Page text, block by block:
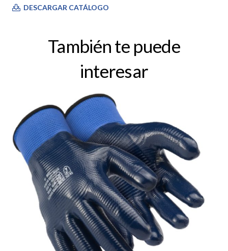
DESCARGAR CATÁLOGO
También te puede
interesar